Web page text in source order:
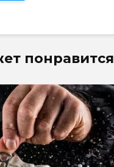
понравится